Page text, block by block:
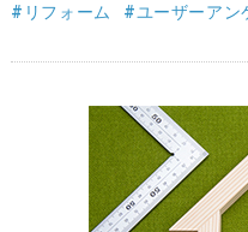
#リフォーム #ユーザーアン